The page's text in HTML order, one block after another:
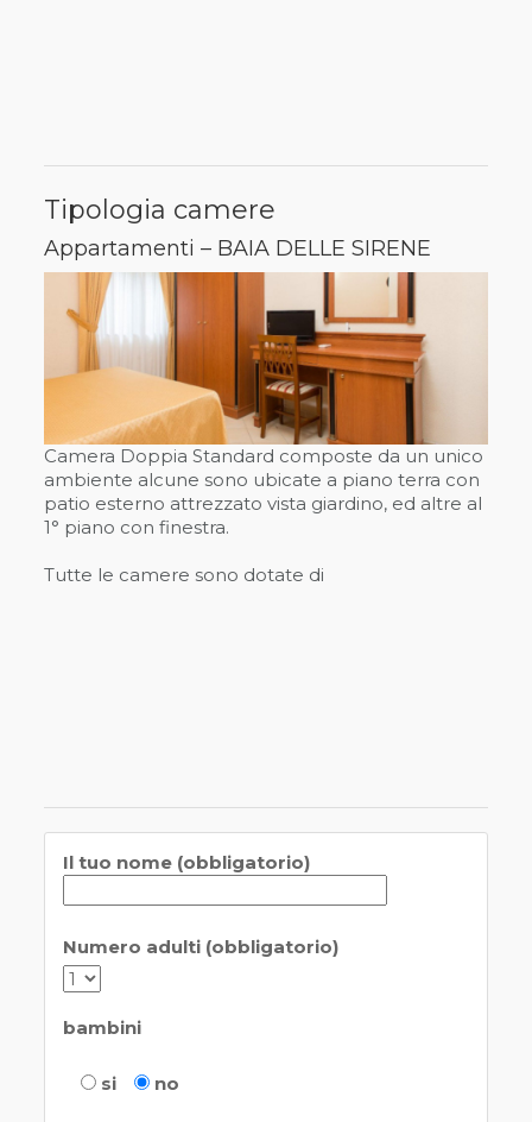
Tipologia camere
Appartamenti – BAIA DELLE SIRENE
Camera Doppia Standard composte da un unico
ambiente alcune sono ubicate a piano terra con
patio esterno attrezzato vista giardino, ed altre al
1° piano con finestra.
Tutte le camere sono dotate di
Il tuo nome (obbligatorio)
Numero adulti (obbligatorio)
bambini
si no